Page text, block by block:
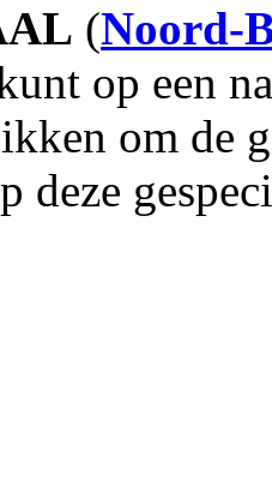
(Noord-
op een
om de
deze